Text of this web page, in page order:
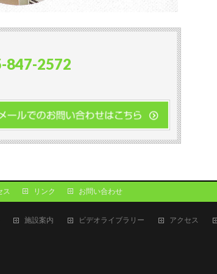
847-2572
ス リンク お問い合わせ
施設案内 ビデオライブラリー アクセス